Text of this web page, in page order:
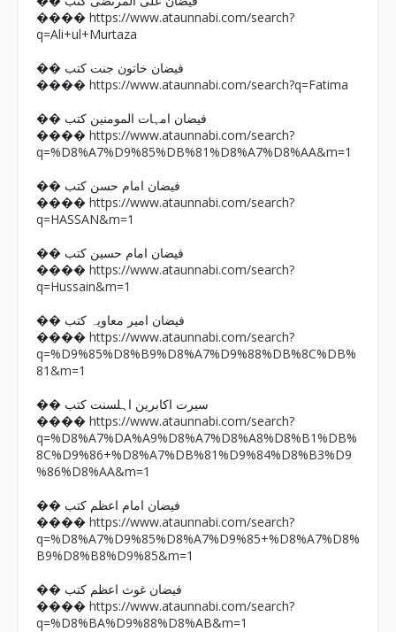
���� https://www.ataunnabi.com/search?
q=Ali+ul+Murtaza
�� فیضان خاتون جنت کتب
���� https://www.ataunnabi.com/search?q=Fatima
�� فیضان امہات المومنین کتب
���� https://www.ataunnabi.com/search?
q=%D8%A7%D9%85%DB%81%D8%A7%D8%AA&m=1
�� فیضان امام حسن کتب
���� https://www.ataunnabi.com/search?
q=HASSAN&m=1
�� فیضان امام حسین کتب
���� https://www.ataunnabi.com/search?
q=Hussain&m=1
�� فیضان امیر معاویہ کتب
���� https://www.ataunnabi.com/search?
q=%D9%85%D8%B9%D8%A7%D9%88%DB%8C%DB%
81&m=1
�� سیرت اکابرین اہلسنت کتب
���� https://www.ataunnabi.com/search?
q=%D8%A7%DA%A9%D8%A7%D8%A8%D8%B1%DB%
8C%D9%86+%D8%A7%DB%81%D9%84%D8%B3%D9
%86%D8%AA&m=1
�� فیضان امام اعظم کتب
���� https://www.ataunnabi.com/search?
q=%D8%A7%D9%85%D8%A7%D9%85+%D8%A7%D8%
B9%D8%B8%D9%85&m=1
�� فیضان غوث اعظم کتب
���� https://www.ataunnabi.com/search?
q=%D8%BA%D9%88%D8%AB&m=1